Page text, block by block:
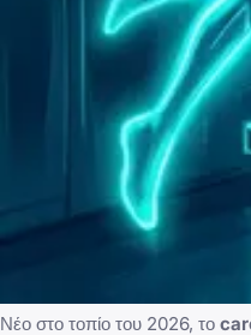
Νέο στο τοπίο του 2026, το